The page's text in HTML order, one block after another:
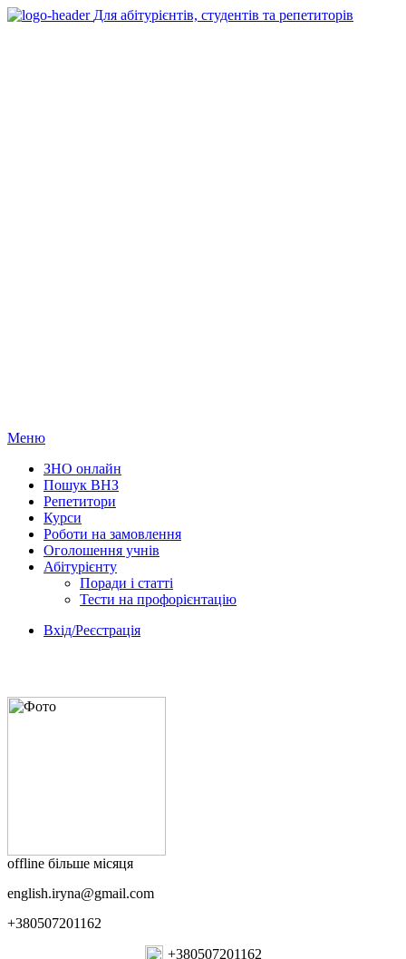
Для абітурієнтів, студентів та репетиторів
Меню
ЗНО онлайн
Пошук ВНЗ
Репетитори
Курси
Роботи на замовлення
Оголошення учнів
Абітурієнту
Поради і статті
Тести на профорієнтацію
Вхід/Реєстрація
offline більше місяця
english.iryna@gmail.com
+380507201162
+380507201162